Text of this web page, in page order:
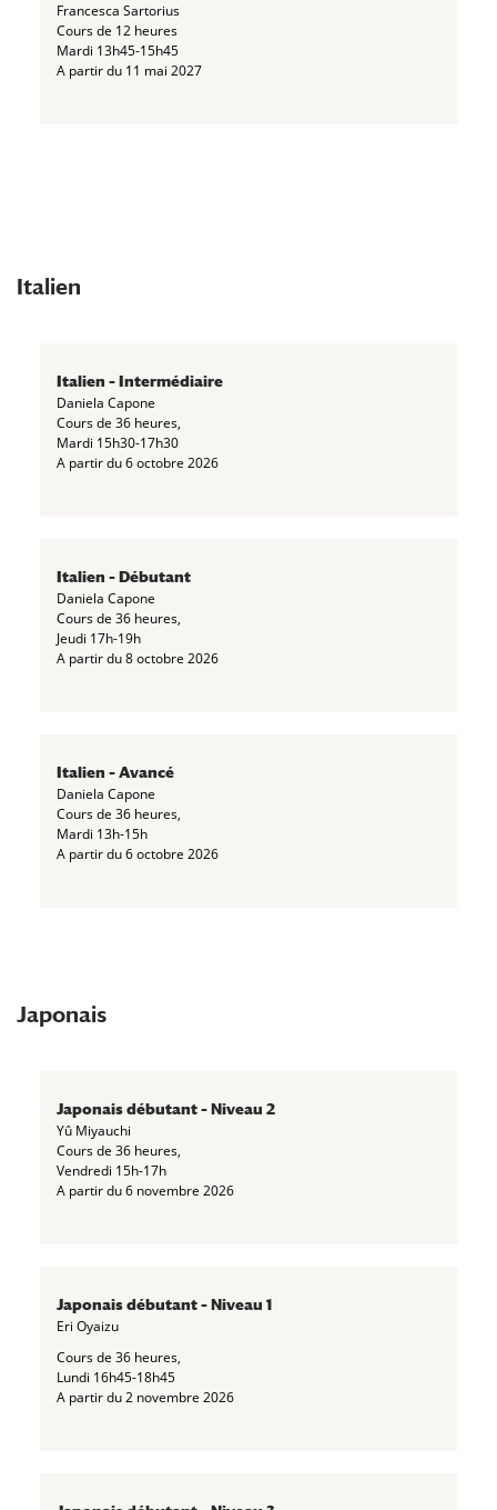
Francesca Sartorius
Cours de 12 heures
Mardi 13h45-15h45
A partir du 11 mai 2027
Italien
Italien – Intermédiaire
Daniela Capone
Cours de 36 heures,
Mardi 15h30-17h30
A partir du 6 octobre 2026
Italien – Débutant
Daniela Capone
Cours de 36 heures,
Jeudi 17h-19h
A partir du 8 octobre 2026
Italien – Avancé
Daniela Capone
Cours de 36 heures,
Mardi 13h-15h
A partir du 6 octobre 2026
Japonais
Japonais débutant – Niveau 2
Yû Miyauchi
Cours de 36 heures,
Vendredi 15h-17h
A partir du 6 novembre 2026
Japonais débutant – Niveau 1
Eri Oyaizu
Cours de 36 heures,
Lundi 16h45-18h45
A partir du 2 novembre 2026